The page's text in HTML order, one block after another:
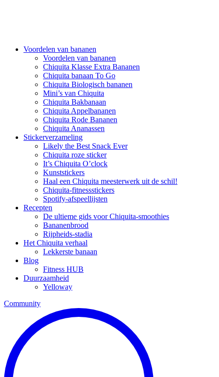
Voordelen van bananen
Voordelen van bananen
Chiquita Klasse Extra Bananen
Chiquita banaan To Go
Chiquita Biologisch bananen
Mini’s van Chiquita
Chiquita Bakbanaan
Chiquita Appelbananen
Chiquita Rode Bananen
Chiquita Ananassen
Stickerverzameling
Likely the Best Snack Ever
Chiquita roze sticker
It’s Chiquita O’clock
Kunststickers
Haal een Chiquita meesterwerk uit de schil!
Chiquita-fitnessstickers
Spotify-afspeellijsten
Recepten
De ultieme gids voor Chiquita-smoothies
Bananenbrood
Rijpheids-stadia
Het Chiquita verhaal
Lekkerste banaan
Blog
Fitness HUB
Duurzaamheid
Yelloway
Community